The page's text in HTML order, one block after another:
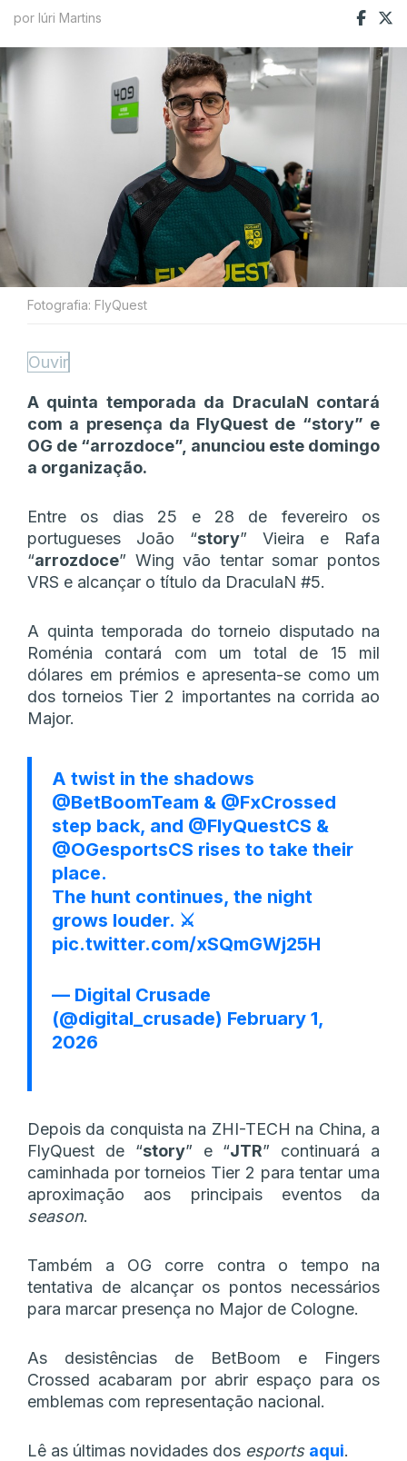
por Iúri Martins
Fotografia: FlyQuest
Ouvir
A quinta temporada da DraculaN contará
com a presença da FlyQuest de “story” e
OG de “arrozdoce”, anunciou este domingo
a organização.
Entre os dias 25 e 28 de fevereiro os
portugueses João “story” Vieira e Rafa
“arrozdoce” Wing vão tentar somar pontos
VRS e alcançar o título da DraculaN #5.
A quinta temporada do torneio disputado na
Roménia contará com um total de 15 mil
dólares em prémios e apresenta-se como um
dos torneios Tier 2 importantes na corrida ao
Major.
A twist in the shadows
@BetBoomTeam & @FxCrossed
step back, and @FlyQuestCS &
@OGesportsCS rises to take their
place.
The hunt continues, the night
grows louder. ⚔️
pic.twitter.com/xSQmGWj25H
— Digital Crusade
(@digital_crusade) February 1,
2026
Depois da conquista na ZHI-TECH na China, a
FlyQuest de “story” e “JTR” continuará a
caminhada por torneios Tier 2 para tentar uma
aproximação aos principais eventos da
season.
Também a OG corre contra o tempo na
tentativa de alcançar os pontos necessários
para marcar presença no Major de Cologne.
As desistências de BetBoom e Fingers
Crossed acabaram por abrir espaço para os
emblemas com representação nacional.
Lê as últimas novidades dos esports aqui.